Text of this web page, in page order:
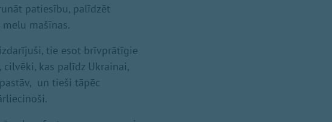
patiesību, palīdzēt
mašīnas.
tie esot brīvprātīgie
kas palīdz Ukrainai,
un tieši tāpēc